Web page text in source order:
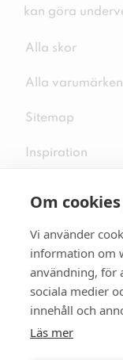
Om
Vi använder
information om
användning, för
sociala medier
innehåll och
Läs mer
kan göra
Alla skor
Alla varumärken
Sitemap
Inspiration
Följ oss på
Se mer skor: